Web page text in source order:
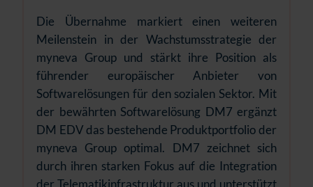
Die Übernahme markiert einen weiteren
Meilenstein in der Wachstumsstrategie der
myneva Group und stärkt ihre Position als
führender europäischer Anbieter von
Softwarelösungen für den sozialen Sektor. Mit
der bewährten Softwarelösung DM7 ergänzt
DM EDV das bestehende Produktportfolio der
myneva Group optimal. DM7 zeichnet sich
durch ihren starken Fokus auf die Integration
der Telematikinfrastruktur aus und unterstützt